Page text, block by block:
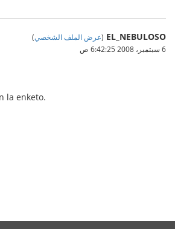
EL_NEBULOSO
(عرض الملف الشخصي)
6 سبتمبر، 2008 6:42:25 ص
la enketo.